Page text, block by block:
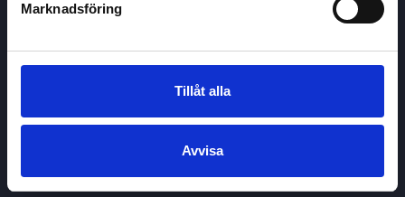
Marknadsföring
Tillåt alla
Avvisa
OmAktiekampen
About cookies
GDPR